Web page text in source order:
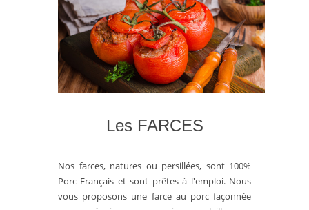
Les FARCES
Nos farces, natures ou persillées, sont 100%
Porc Français et sont prêtes à l'emploi. Nous
vous proposons une farce au porc façonnée